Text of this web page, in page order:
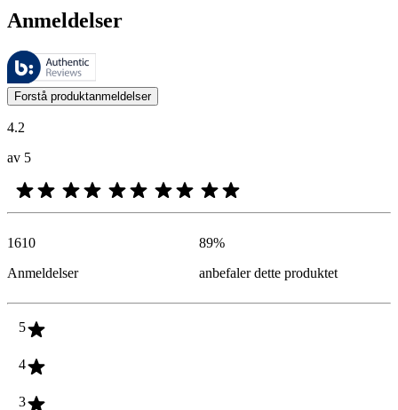
Anmeldelser
Disse anmeldelsene forvaltes av Bazaarvoice og overholder
Kundenes meninger i form av produkt- og stjernevurdering er
Forstå produktanmeldelser
4.2
av 5
1610
Anmeldelser
89%
anbefaler dette produktet
5
4
3